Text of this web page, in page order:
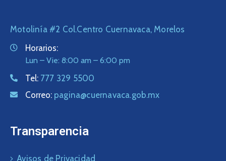
Motolinía #2 Col.Centro Cuernavaca, Morelos
Horarios:
Lun – Vie: 8:00 am – 6:00 pm
Tel: 777 329 5500
Correo: pagina@cuernavaca.gob.mx
Transparencia
Avisos de Privacidad